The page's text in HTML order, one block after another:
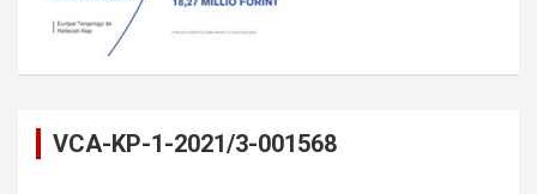
VCA-KP-1-2021/3-001568